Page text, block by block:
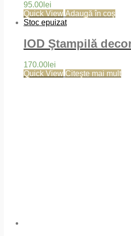
95.00 lei
Quick View Adaugă în coș
Stoc epuizat
IOD Ştampilă
170.00 lei
Quick View Citește mai mult